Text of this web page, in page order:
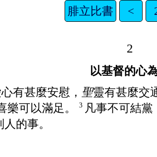
腓立比書 <
2
以基督的心
有甚麼安慰， 聖靈有甚麼交
樂可以滿足。
3 凡事不可結
的事。